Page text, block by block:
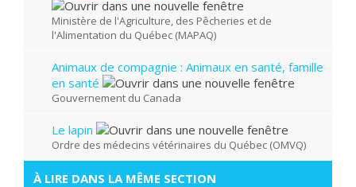
Ministère de l'Agriculture, des Pêcheries et de
l'Alimentation du Québec (MAPAQ)
Animaux de compagnie : Animaux en santé, famille
en santé
Gouvernement du Canada
Le lapin
Ordre des médecins vétérinaires du Québec (OMVQ)
À LIRE DANS LA MÊME SECTION